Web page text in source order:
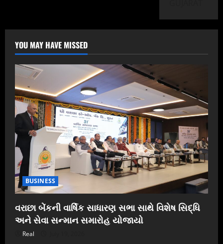
YOU MAY HAVE MISSED
BUSINESS
વરાછા બેંકની વાર્ષિક સાધારણ સભા સાથે વિશેષ સિદ્ધિ
અને સેવા સન્માન સમારોહ યોજાયો
Real